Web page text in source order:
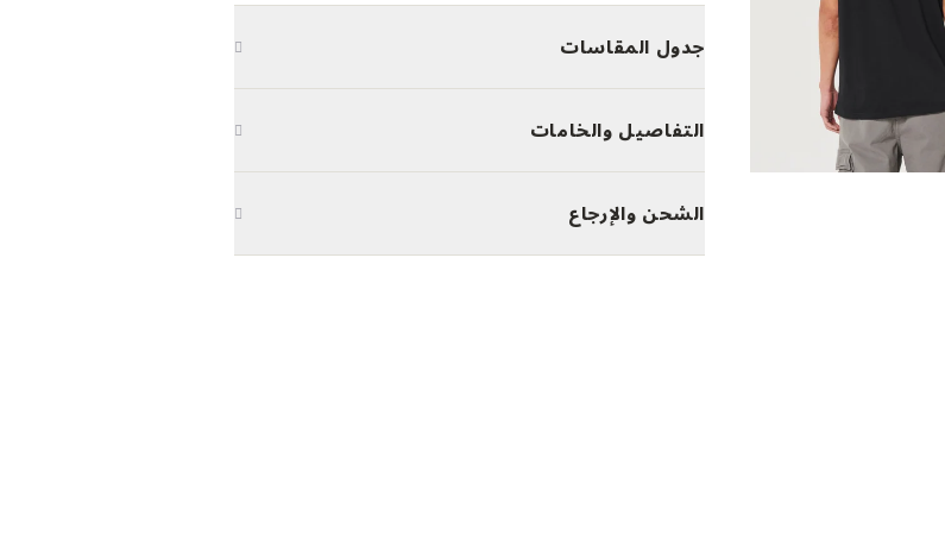
جدول المقاسات
التفاصيل والخامات
الشحن والإرجاع